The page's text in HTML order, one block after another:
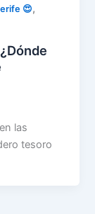
😍,
las
tesoro